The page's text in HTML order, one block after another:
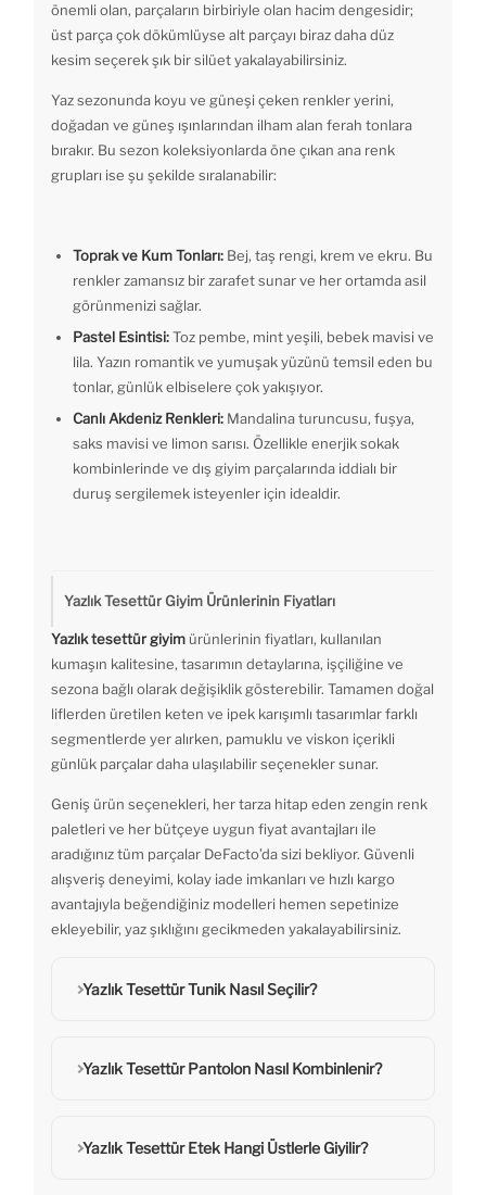
önemli olan, parçaların birbiriyle olan hacim dengesidir;
üst parça çok dökümlüyse alt parçayı biraz daha düz
kesim seçerek şık bir silüet yakalayabilirsiniz.
Yaz sezonunda koyu ve güneşi çeken renkler yerini,
doğadan ve güneş ışınlarından ilham alan ferah tonlara
bırakır. Bu sezon koleksiyonlarda öne çıkan ana renk
grupları ise şu şekilde sıralanabilir:
Toprak ve Kum Tonları: Bej, taş rengi, krem ve ekru. Bu
renkler zamansız bir zarafet sunar ve her ortamda asil
görünmenizi sağlar.
Pastel Esintisi:Toz pembe, mint yeşili, bebek mavisi ve
lila. Yazın romantik ve yumuşak yüzünü temsil eden bu
tonlar, günlük elbiselere çok yakışıyor.
Canlı Akdeniz Renkleri: Mandalina turuncusu, fuşya,
saks mavisi ve limon sarısı. Özellikle enerjik sokak
kombinlerinde ve dış giyim parçalarında iddialı bir
duruş sergilemek isteyenler için idealdir.
Yazlık Tesettür Giyim Ürünlerinin Fiyatları
Yazlık tesettür giyim ürünlerinin fiyatları, kullanılan
kumaşın kalitesine, tasarımın detaylarına, işçiliğine ve
sezona bağlı olarak değişiklik gösterebilir. Tamamen doğal
liflerden üretilen keten ve ipek karışımlı tasarımlar farklı
segmentlerde yer alırken, pamuklu ve viskon içerikli
günlük parçalar daha ulaşılabilir seçenekler sunar.
Geniş ürün seçenekleri, her tarza hitap eden zengin renk
paletleri ve her bütçeye uygun fiyat avantajları ile
aradığınız tüm parçalar DeFacto’da sizi bekliyor. Güvenli
alışveriş deneyimi, kolay iade imkanları ve hızlı kargo
avantajıyla beğendiğiniz modelleri hemen sepetinize
ekleyebilir, yaz şıklığını gecikmeden yakalayabilirsiniz.
Yazlık Tesettür Tunik Nasıl Seçilir?
Yazlık Tesettür Pantolon Nasıl Kombinlenir?
Yazlık Tesettür Etek Hangi Üstlerle Giyilir?